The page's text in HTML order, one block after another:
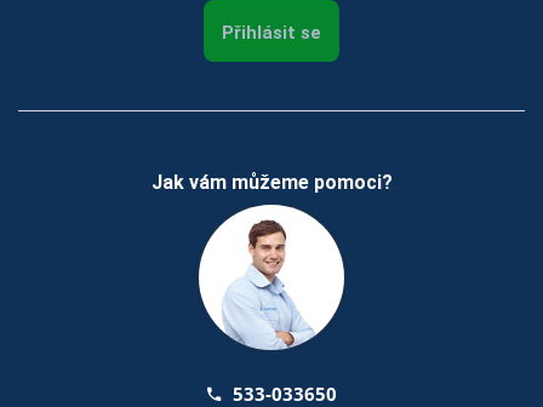
Přihlásit se
Jak vám můžeme pomoci?
533-033650